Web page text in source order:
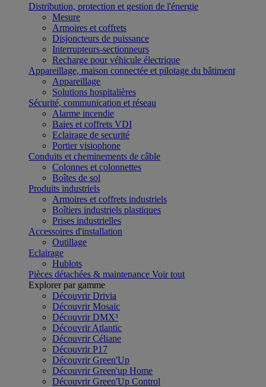
Distribution, protection et gestion de l'énergie
Mesure
Armoires et coffrets
Disjoncteurs de puissance
Interrupteurs-sectionneurs
Recharge pour véhicule électrique
Appareillage, maison connectée et pilotage du bâtiment
Appareillage
Solutions hospitalières
Sécurité, communication et réseau
Alarme incendie
Baies et coffrets VDI
Eclairage de securité
Portier visiophone
Conduits et cheminements de câble
Colonnes et colonnettes
Boîtes de sol
Produits industriels
Armoires et coffrets industriels
Boîtiers industriels plastiques
Prises industrielles
Accessoires d'installation
Outillage
Eclairage
Hublots
Pièces détachées & maintenance Voir tout
Explorer par gamme
Découvrir Drivia
Découvrir Mosaic
Découvrir DMX³
Découvrir Atlantic
Découvrir Céliane
Découvrir P17
Découvrir Green'Up
Découvrir Green'up Home
Découvrir Green'Up Control